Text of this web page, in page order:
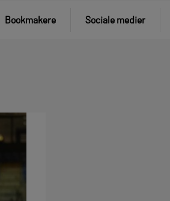
Bookmakere Sociale medier